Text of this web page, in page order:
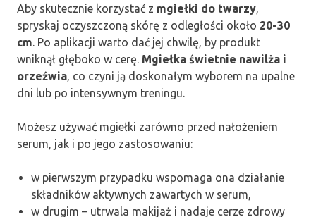
Aby skutecznie korzystać z mgiełki do twarzy,
spryskaj oczyszczoną skórę z odległości około 20-30
cm. Po aplikacji warto dać jej chwilę, by produkt
wniknął głęboko w cerę. Mgiełka świetnie nawilża i
orzeźwia, co czyni ją doskonałym wyborem na upalne
dni lub po intensywnym treningu.
Możesz używać mgiełki zarówno przed nałożeniem
serum, jak i po jego zastosowaniu:
w pierwszym przypadku wspomaga ona działanie
składników aktywnych zawartych w serum,
w drugim – utrwala makijaż i nadaje cerze zdrowy